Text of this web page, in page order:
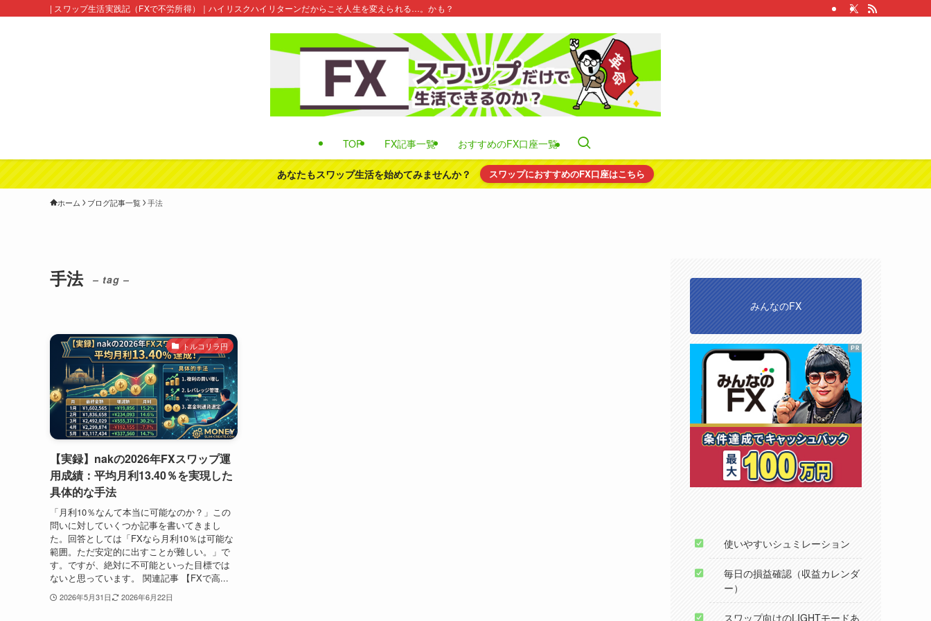
| スワップ生活実践記（FXで不労所得）｜ハイリスクハイリターンだからこそ人生を変えられる…。かも？
TOP FX記事一覧 おすすめのFX口座一覧
あなたもスワップ生活を始めてみませんか？ スワップにおすすめのFX口座はこちら
ホーム ブログ記事一覧 手法
手法 – tag –
トルコリラ円
【実録】nakの2026年FXスワップ運
用成績：平均月利13.40％を実現した
具体的な手法
「月利10％なんて本当に可能なのか？」この
問いに対していくつか記事を書いてきまし
た。回答としては「FXなら月利10％は可能な
範囲。ただ安定的に出すことが難しい。」で
す。ですが、絶対に不可能といった目標では
ないと思っています。 関連記事 【FXで高...
2026年5月31日 2026年6月22日
みんなのFX
使いやすいシュミレーション
毎日の損益確認（収益カレンダ
ー）
スワップ向けのLIGHTモードあ